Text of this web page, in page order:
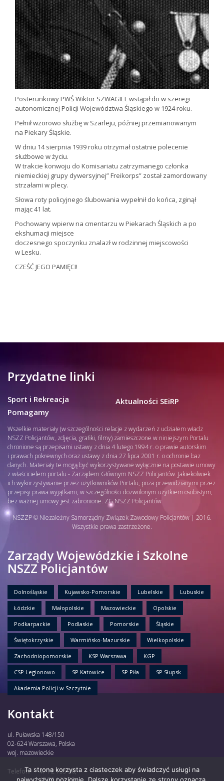
Posterunkowy PWŚ Wiktor SZWAGIEL wstąpił do w szeregi
autonomicznej Policji Województwa Śląskiego w 1924 roku.
Pełnił wzorowo służbę w Szarleju, później przemianowanym
na Piekary Śląskie.
W dniu 14 sierpnia 1939 roku otrzymał ostatnie polecenie
służbowe w życiu.
W trakcie konwoju do Komisariatu zatrzymanego członka
niemieckiej grupy dywersyjnej” Freikorps” został zamordowany
strzałami w plecy.
Słowa roty policyjnego ślubowania wypełnił do końca, zginął
mając 41 lat.
Pochowany wpierw na cmentarzu w Piekarach Śląskich a po
ekshumacji miejsce
doczesnego spoczynku znalazł w rodzinnej miejscowości
w Lesku.
CZEŚĆ JEGO PAMIĘCI!
Przydatne linki
Sport i Rekreacja
Pomagamy
Aktualności SEiRP
Wszelkie materiały (w szczególności relacje z wydarzeń z udziałem władz
NSZZ Policjantów, zdjęcia, grafiki, filmy) zamieszczone w niniejszym Portalu
chronione są przepisami ustawy z dnia 4 lutego 1994 r. o prawie autorskim
i prawach pokrewnych oraz ustawy z dnia 27 lipca 2001 r. o ochronie baz
danych. Materiały te mogą być wykorzystywane wyłącznie na postawie umowy
z właścicielem portalu - Zarządem Głównym NSZZ Policjantów. Jakiekolwiek
ich wykorzystywanie przez użytkowników Portalu, poza przewidzianymi przez
przepisy prawa wyjątkami, w szczególności dozwolonym użytkiem osobistym,
bez ważnej umowy jest zabronione. ZG NSZZ Policjantów
NSZZP © Niezależny Samorządny Związek Zawodowy Policjantów | 2016.
Wszystkie prawa zastrzeżone.
Zarządy Wojewódzkie i Szkolne
NSZZ Policjantów
Dolnośląskie Kujawsko-Pomorskie Lubelskie Lubuskie
Łódzkie Małopolskie Mazowieckie Opolskie
Podkarpackie Podlaskie Pomorskie Śląskie
Świętokrzyskie Warmińsko-Mazurskie Wielkopolskie
Zachodniopomorskie KSP Warszawa KGP
CSP Legionowo SP Katowice SP Piła SP Słupsk
Akademia Policji w Szczytnie
Kontakt
ul. Puławska 148/150
02-624 Warszawa, Polska
woj. mazowieckie
Telefon:
47 72 135 30,
Ta strona korzysta z ciasteczek aby świadczyć usługi na